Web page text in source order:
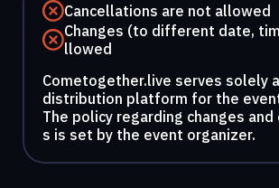
Cancellations are not allowed
Changes (to different date,
llowed
Cometogether.live serves solely
distribution platform for the
The policy regarding changes
s is set by the event organizer.